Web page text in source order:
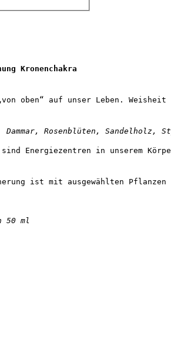
Kronenchakra
oben“ auf unser Leben.
Rosenblüten, Sandelholz,
sind Energiezentren in unserem
ist mit ausgewählten
50 ml